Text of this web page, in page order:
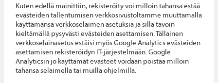
Kuten edellä mainittiin, rekisteröity voi milloin tahansa estää
evästeiden tallentumisen verkkosivustoltamme muuttamalla
käyttämänsä verkkoselaimen asetuksia ja sillä tavoin
kieltämällä pysyvästi evästeiden asettamisen. Tällainen
verkkoselainasetus estäisi myös Google Analytics evästeiden
asettamisen rekisteröidyn IT-järjestelmään. Google
Analyticsin jo käyttämät evästeet voidaan poistaa milloin
tahansa selaimella tai muilla ohjelmilla.